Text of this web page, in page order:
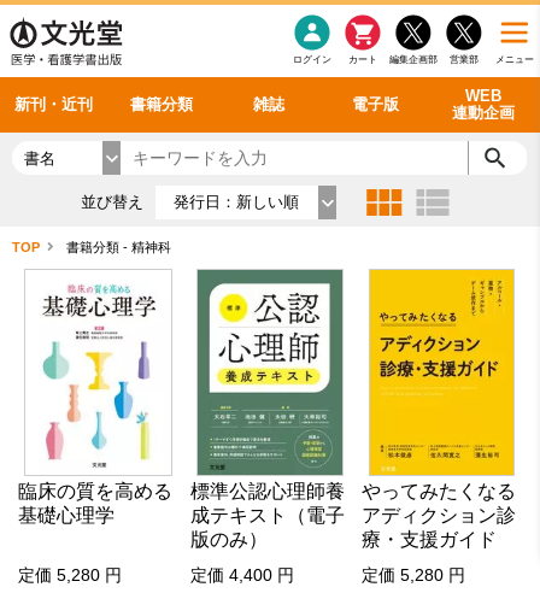
メニュー
営業部
編集企画部
カート
ログイン
新刊・近刊 書籍分類 雑誌 電子版
WEB
連動企画
感染症 老年医学
看護・介護
呼吸器
循環器
シリーズ一覧
雑誌投稿規定
理学療法
雑誌案内・年間購読 最新号 バックナンバー
電子書籍
電子雑誌
書籍「データに基づく臨床動作分析」WEB動画
書籍「眼手術学」WEB動画
書籍「神経症候学 II 改訂第二版」 WEB動画
新刊一覧
今後の発行予定
書名
並び替え 発行日：新しい順
TOP 書籍分類 - 精神科
臨床の質を高める
基礎心理学
定価 5,280 円
標準公認心理師養
成テキスト（電子
版のみ）
定価 4,400 円
やってみたくなる
アディクション診
療・支援ガイド
定価 5,280 円